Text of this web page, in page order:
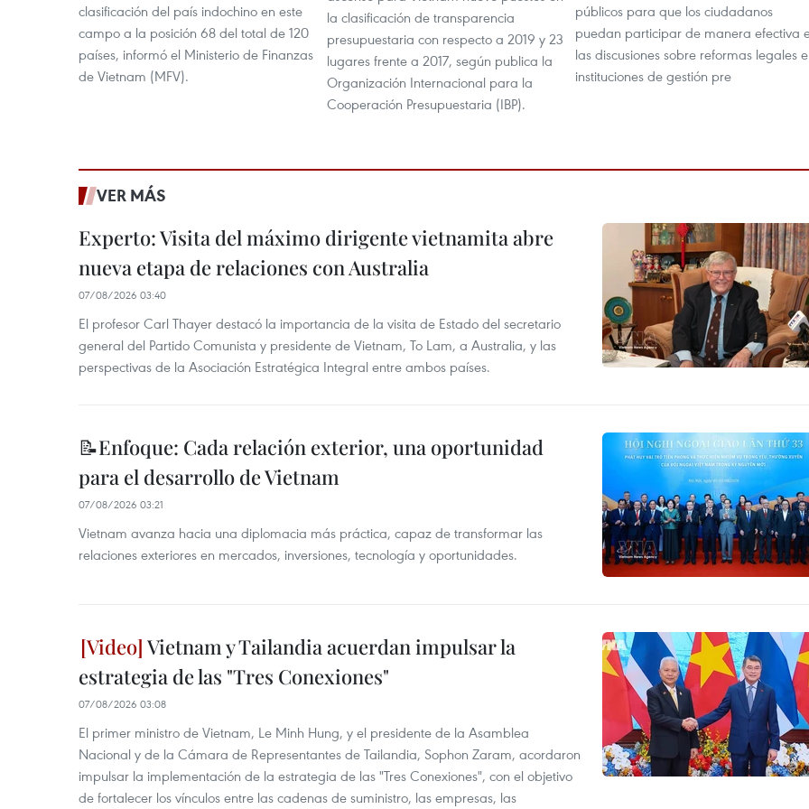
clasificación del país indochino en este
campo a la posición 68 del total de 120
países, informó el Ministerio de Finanzas
de Vietnam (MFV).
la clasificación de transparencia
presupuestaria con respecto a 2019 y 23
lugares frente a 2017, según publica la
Organización Internacional para la
Cooperación Presupuestaria (IBP).
públicos para que los ciudadanos
puedan participar de manera efectiva
las discusiones sobre reformas legales e
instituciones de gestión pre
VER MÁS
Experto: Visita del máximo dirigente vietnamita abre
nueva etapa de relaciones con Australia
07/08/2026 03:40
El profesor Carl Thayer destacó la importancia de la visita de Estado del secretario
general del Partido Comunista y presidente de Vietnam, To Lam, a Australia, y las
perspectivas de la Asociación Estratégica Integral entre ambos países.
📝Enfoque: Cada relación exterior, una oportunidad
para el desarrollo de Vietnam
07/08/2026 03:21
Vietnam avanza hacia una diplomacia más práctica, capaz de transformar las
relaciones exteriores en mercados, inversiones, tecnología y oportunidades.
Vietnam y Tailandia acuerdan impulsar la
estrategia de las "Tres Conexiones"
07/08/2026 03:08
El primer ministro de Vietnam, Le Minh Hung, y el presidente de la Asamblea
Nacional y de la Cámara de Representantes de Tailandia, Sophon Zaram, acordaron
impulsar la implementación de la estrategia de las "Tres Conexiones", con el objetivo
de fortalecer los vínculos entre las cadenas de suministro, las empresas, las